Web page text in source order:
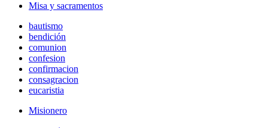
Misa y sacramentos
bautismo
bendición
comunion
confesion
confirmacion
consagracion
eucaristia
Misionero